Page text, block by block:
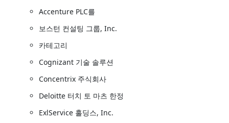
Accenture PLC를
보스턴 컨설팅 그룹, Inc.
카테고리
Cognizant 기술 솔루션
Concentrix 주식회사
Deloitte 터치 토 마츠 한정
ExlService 홀딩스, Inc.